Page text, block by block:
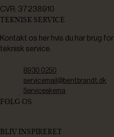
CVR: 37238910
TEKNISK SERVICE
Kontakt os her hvis du har brug for
teknisk service.
8930 0250
servicemail@bentbrandt.dk
Serviceskema
FØLG OS
BLIV INSPIRERET